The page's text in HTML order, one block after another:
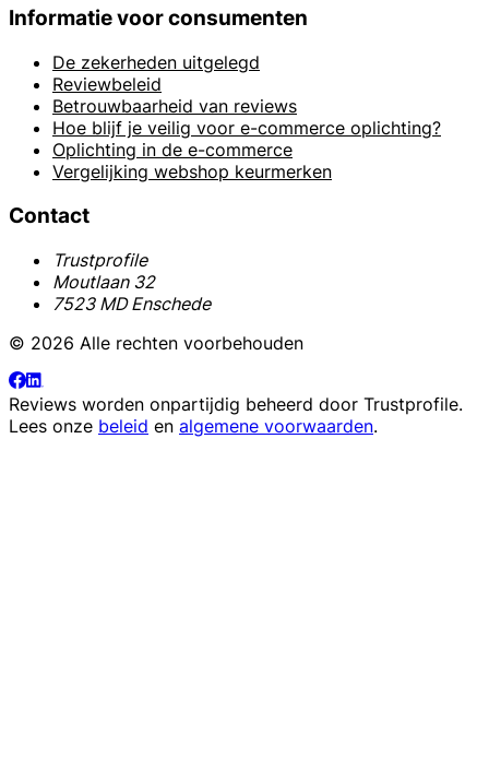
Informatie voor consumenten
De zekerheden uitgelegd
Reviewbeleid
Betrouwbaarheid van reviews
Hoe blijf je veilig voor e-commerce oplichting?
Oplichting in de e-commerce
Vergelijking webshop keurmerken
Contact
Trustprofile
Moutlaan 32
7523 MD Enschede
© 2026 Alle rechten voorbehouden
Reviews worden onpartijdig beheerd door Trustprofile.
Lees onze beleid en algemene voorwaarden.